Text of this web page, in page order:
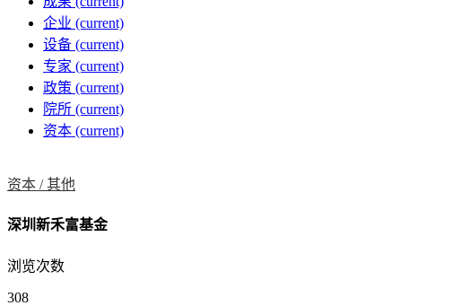
企业 (current)
设备 (current)
专家 (current)
政策 (current)
院所 (current)
资本 (current)
资本 /其他
深圳新禾富基金
浏览次数
308